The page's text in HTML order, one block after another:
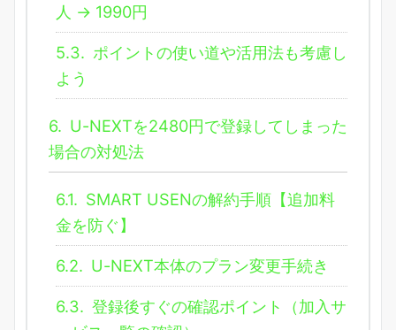
人 → 1990円
5.3. ポイントの使い道や活用法も考慮し
よう
6. U-NEXTを2480円で登録してしまった
場合の対処法
6.1. SMART USENの解約手順【追加料
金を防ぐ】
6.2. U-NEXT本体のプラン変更手続き
6.3. 登録後すぐの確認ポイント（加入サ